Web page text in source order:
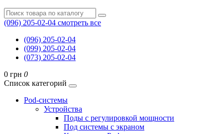
(096) 205-02-04 смотреть все
(096) 205-02-04
(099) 205-02-04
(073) 205-02-04
0 грн 0
Список категорий
Pod-системы
Устройства
Поды с регулировкой мощности
Под системы с экраном